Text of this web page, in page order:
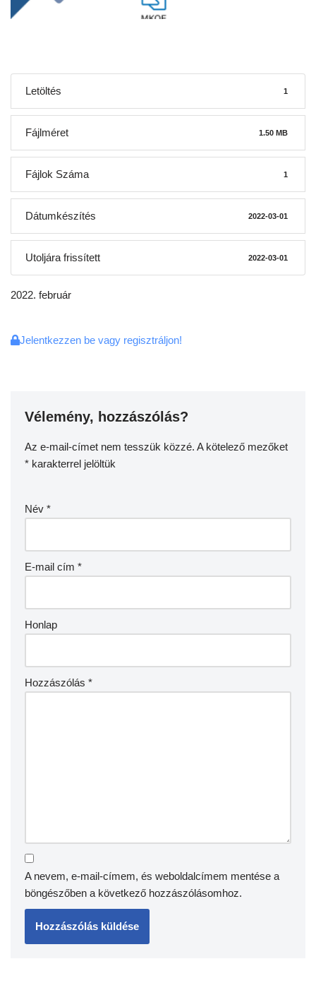
Letöltés 1
Fájlméret 1.50 MB
Fájlok Száma 1
Dátumkészítés 2022-03-01
Utoljára frissített 2022-03-01
2022. február
Jelentkezzen be vagy regisztráljon!
Vélemény, hozzászólás?
Az e-mail-címet nem tesszük közzé. A kötelező mezőket
* karakterrel jelöltük
Név *
E-mail cím *
Honlap
Hozzászólás *
A nevem, e-mail-címem, és weboldalcímem mentése a
böngészőben a következő hozzászólásomhoz.